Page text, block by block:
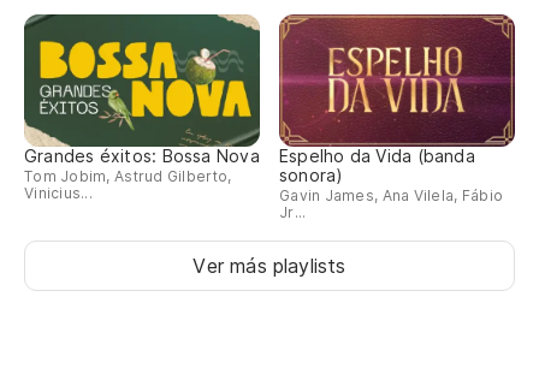
Grandes éxitos: Bossa Nova
Tom Jobim, Astrud Gilberto,
Vinicius...
Espelho da Vida (banda
sonora)
Gavin James, Ana Vilela, Fábio
Jr...
Ver más playlists